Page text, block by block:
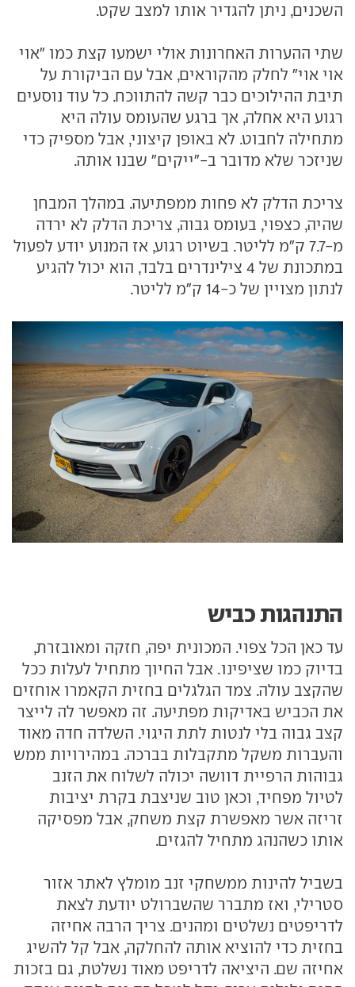
השכנים, ניתן להגדיר אותו למצב שקט.
שתי ההערות האחרונות אולי ישמעו קצת כמו "אוי
אוי אוי" לחלק מהקוראים, אבל עם הביקורת על
תיבת ההילוכים כבר קשה להתווכח. כל עוד נוסעים
רגוע היא אחלה, אך ברגע שהעומס עולה היא
מתחילה לחבוט. לא באופן קיצוני, אבל מספיק כדי
שניזכר שלא מדובר ב-"ייקים" שבנו אותה.
צריכת הדלק לא פחות ממפתיעה. במהלך המבחן
שהיה, כצפוי, בעומס גבוה, צריכת הדלק לא ירדה
מ-7.7 ק"מ לליטר. בשיוט רגוע, אז המנוע יודע לפעול
במתכונת של 4 צילינדרים בלבד, הוא יכול להגיע
לנתון מצויין של כ-14 ק"מ לליטר.
התנהגות כביש
עד כאן הכל צפוי. המכונית יפה, חזקה ומאובזרת,
בדיוק כמו שציפינו. אבל החיוך מתחיל לעלות ככל
שהקצב עולה. צמד הגלגלים בחזית הקאמרו אוחזים
את הכביש באדיקות מפתיעה. זה מאפשר לה לייצר
קצב גבוה בלי לנטות לתת היגוי. השלדה חדה מאוד
והעברות משקל מתקבלות בברכה. במהירויות ממש
גבוהות הרפיית דוושה יכולה לשלוח את הזנב
לטיול מפחיד, וכאן טוב שניצבת בקרת יציבות
זריזה אשר מאפשרת קצת משחק, אבל מפסיקה
אותו כשהנהג מתחיל להגזים.
בשביל להינות ממשחקי זנב מומלץ לאתר אזור
סטרילי, ואז מתברר שהשברולט יודעת לצאת
לדריפטים נשלטים ומהנים. צריך הרבה אחיזה
בחזית כדי להוציא אותה להחלקה, אבל קל להשיג
אחיזה שם. היציאה לדריפט מאוד נשלטת, גם בזכות